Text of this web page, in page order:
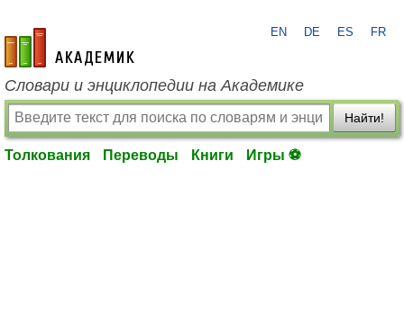
academic.ru
EN DE ES FR
Словари и энциклопедии на Академике
Найти!
Толкования Переводы Книги Игры ⚽